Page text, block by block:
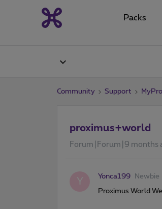
Packs
Community Support
proximus+world
Forum|Forum|9 months
Y Yonca199 Newbie
Proximus World